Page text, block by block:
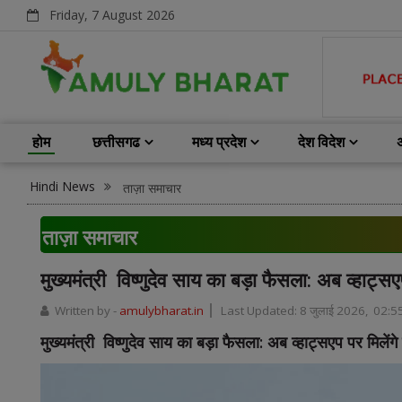
Friday, 7 August 2026
होम छत्तीसगढ मध्य प्रदेश देश विदेश
Hindi News ताज़ा समाचार
ताज़ा समाचार
मुख्यमंत्री विष्णुदेव साय का बड़ा फैसला: अब
Written by - amulybharat.in Last Updated: 8 जुलाई 2026,
मुख्यमंत्री विष्णुदेव साय का बड़ा फैसला: अब व्हाट्सएप पर